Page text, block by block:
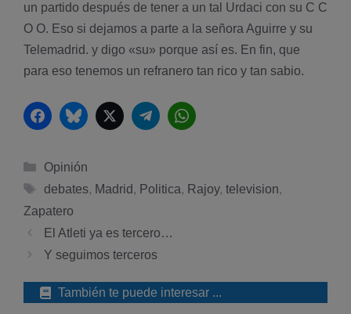
un partido después de tener a un tal Urdaci con su C C
O O. Eso si dejamos a parte a la señora Aguirre y su
Telemadrid. y digo «su» porque así­ es. En fin, que
para eso tenemos un refranero tan rico y tan sabio.
FacebookBluesky Twitter Telegram
Categorías
Opinión
Etiquetas
debates, Madrid, Politica, Rajoy, television,
Zapatero
El Atleti ya es tercero…
Y seguimos terceros
También te puede interesar ...